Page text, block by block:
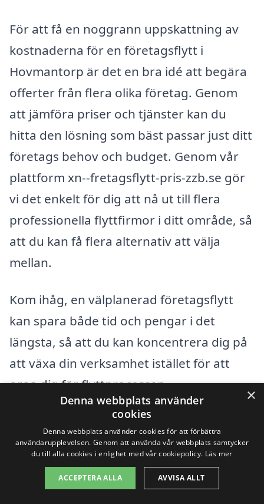
För att få en noggrann uppskattning av
kostnaderna för en företagsflytt i
Hovmantorp är det en bra idé att begära
offerter från flera olika företag. Genom
att jämföra priser och tjänster kan du
hitta den lösning som bäst passar just ditt
företags behov och budget. Genom vår
plattform xn--fretagsflytt-pris-zzb.se gör
vi det enkelt för dig att nå ut till flera
professionella flyttfirmor i ditt område, så
att du kan få flera alternativ att välja
mellan.
Kom ihåg, en välplanerad företagsflytt
kan spara både tid och pengar i det
längsta, så att du kan koncentrera dig på
att växa din verksamhet istället för att
oroa dig för flyttprocessen.
Få 3 erbjudanden, gratis och utan
förpliktelser
×
Denna webbplats använder
cookies
Denna webbplats använder cookies för att förbättra
användarupplevelsen. Genom att använda vår webbplats samtycker
du till alla cookies i enlighet med vår cookiepolicy. Läs mer
ACCEPTERA ALLA AVVISA ALLT